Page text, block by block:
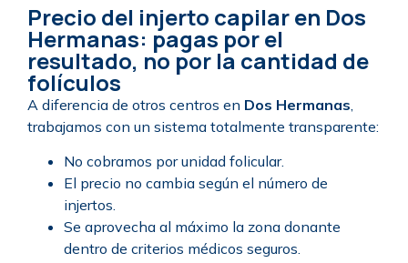
Precio del injerto capilar en Dos
Hermanas: pagas por el
resultado, no por la cantidad de
folículos
A diferencia de otros centros en Dos Hermanas
trabajamos con un sistema totalmente transparente:
No cobramos por unidad folicular.
El precio no cambia según el número de
injertos.
Se aprovecha al máximo la zona donante
dentro de criterios médicos seguros.